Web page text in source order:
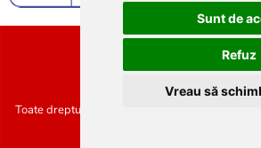
Sunt de
Refuz
Vreau să
Toate drepturile rezervate SC Calor SRL ::